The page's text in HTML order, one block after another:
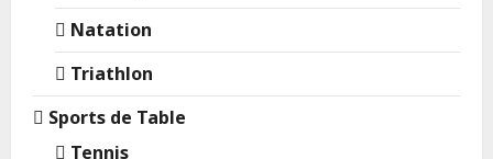
Natation
Triathlon
Sports de Table
Tennis